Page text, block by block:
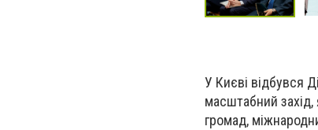
У Києві відбувся
масштабний захід,
громад,